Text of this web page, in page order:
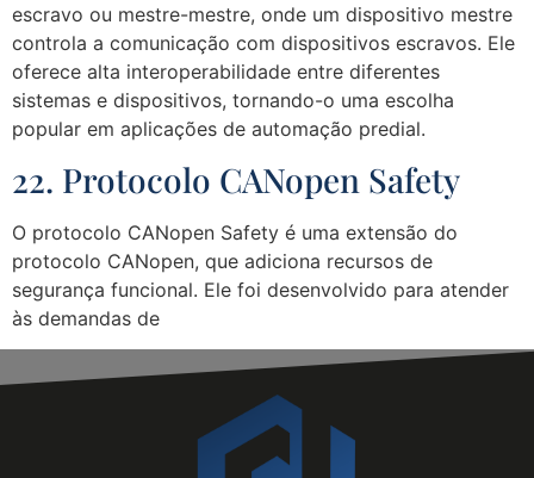
escravo ou mestre-mestre, onde um dispositivo mestre
controla a comunicação com dispositivos escravos. Ele
oferece alta interoperabilidade entre diferentes
sistemas e dispositivos, tornando-o uma escolha
popular em aplicações de automação predial.
22. Protocolo CANopen Safety
O protocolo CANopen Safety é uma extensão do
protocolo CANopen, que adiciona recursos de
segurança funcional. Ele foi desenvolvido para atender
às demandas de